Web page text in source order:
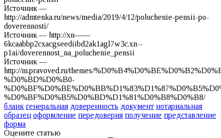
Источник —
http://admtenka.ru/news/media/2019/4/12/poluchenie-pensii-po-
doverennosti/
Источник — http://xn——
6kcaabbp2cxacgseediibd2ak1agl7w3c.xn--
p1ai/doverennost_na_poluchenie_pensii
Источник —
http://m.pravoved.ru/themes/
%D0%BD%D0%B0-
%D0%BF%D0%B5%D0%BD%D1%81%D0%B8%D0%B8/
бланк генеральная доверенность документ нотариальная
образец оформление передоверия получение представление
форма
Оцените статью